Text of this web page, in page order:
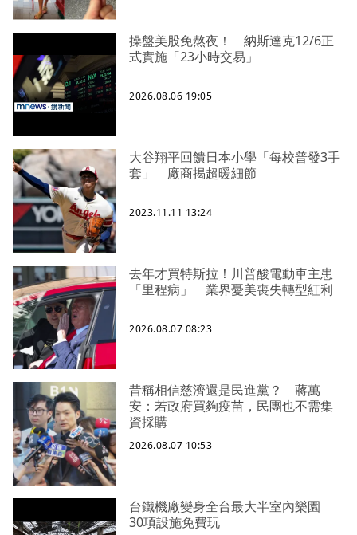
操盤美股免熬夜！ 納斯達克12/6正
式實施「23小時交易」
2026.08.06 19:05
大谷翔平回饋日本小學「每校普發3手
套」 廠商揭超暖細節
2023.11.11 13:24
去年才買特斯拉！川普酸電動車主患
「里程病」 業界憂美喪失轉型紅利
2026.08.07 08:23
昔稱相信慈濟還是民進黨？ 蔣萬
安：若政府買夠疫苗，民團也不需集
資採購
2026.08.07 10:53
台鐵機廠變身全台最大半室內樂園
30項設施免費玩